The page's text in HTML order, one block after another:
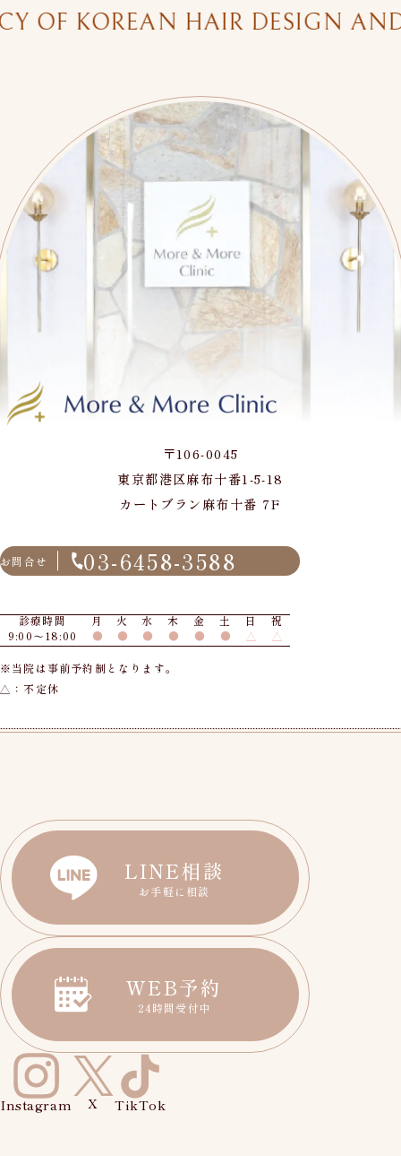
KOREAN HAIR DESIGN AND
〒106-0045
東京都港区麻布十番1-5-18
カートブラン麻布十番 7F
お問合せ 03-6458-3588
診療時間 月 火 水 木 金 土 日
祝
9:00〜18:00
● ● ● ● ● ● △ △
※当院は事前予約制となります。
△：不定休
LINE相談
お手軽に相談
WEB予約
24時間受付中